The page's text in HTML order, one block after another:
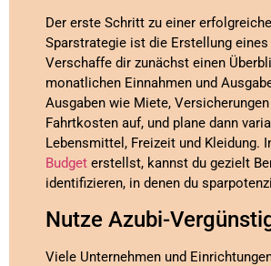
Der erste Schritt zu einer
Sparstrategie ist die Erstellung eines
Verschaffe dir zunächst einen
monatlichen Einnahmen und
Ausgaben wie Miete, Versicherungen
Fahrtkosten auf, und plane dann
Lebensmittel, Freizeit und Kleidung.
Budget erstellst, kannst du gezielt
identifizieren, in denen du
Nutze Azubi-
Viele Unternehmen und